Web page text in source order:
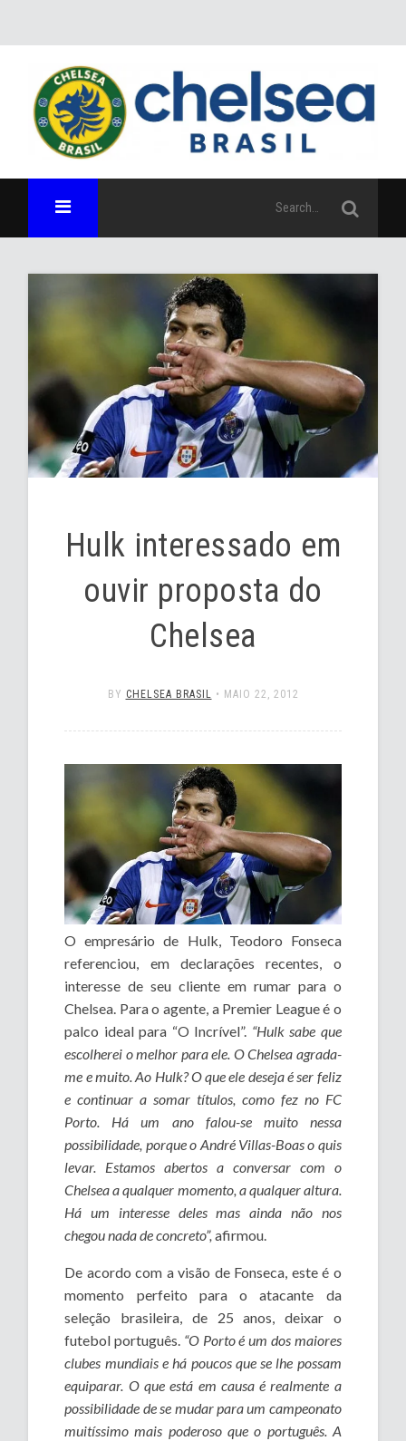
Hulk interessado em
ouvir proposta do
Chelsea
BY CHELSEA BRASIL • MAIO 22, 2012
O empresário de Hulk, Teodoro Fonseca
referenciou, em declarações recentes, o
interesse de seu cliente em rumar para o
Chelsea. Para o agente, a Premier League é o
palco ideal para “O Incrível”. “Hulk sabe que
escolherei o melhor para ele. O Chelsea agrada-
me e muito. Ao Hulk? O que ele deseja é ser feliz
e continuar a somar títulos, como fez no FC
Porto. Há um ano falou-se muito nessa
possibilidade, porque o André Villas-Boas o quis
levar. Estamos abertos a conversar com o
Chelsea a qualquer momento, a qualquer altura.
Há um interesse deles mas ainda não nos
chegou nada de concreto”, afirmou.
De acordo com a visão de Fonseca, este é o
momento perfeito para o atacante da
seleção brasileira, de 25 anos, deixar o
futebol português. “O Porto é um dos maiores
clubes mundiais e há poucos que se lhe possam
equiparar. O que está em causa é realmente a
possibilidade de se mudar para um campeonato
muitíssimo mais poderoso que o português. A